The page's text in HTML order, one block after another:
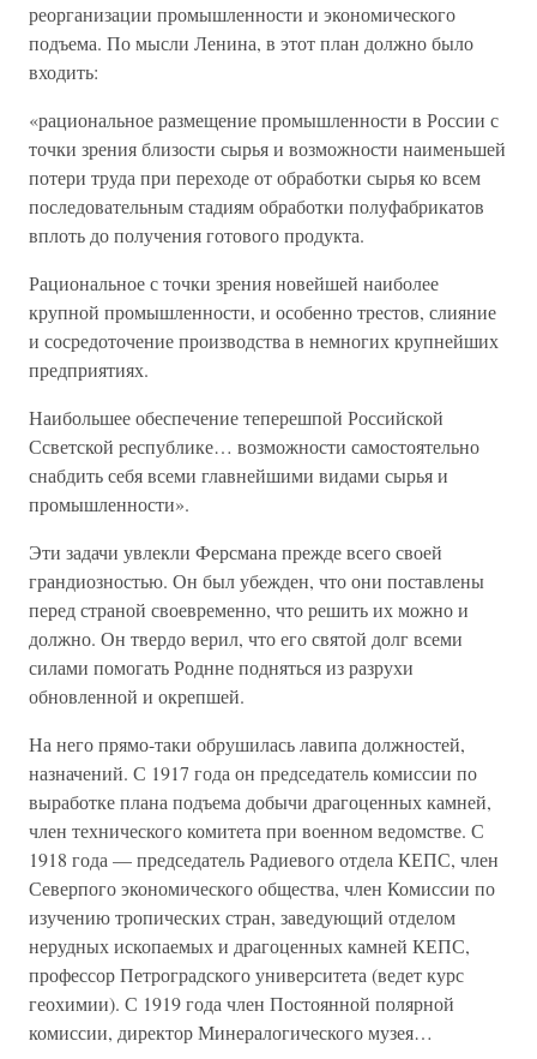
реорганизации промышленности и экономического
подъема. По мысли Ленина, в этот план должно было
входить:
«рациональное размещение промышленности в России с
точки зрения близости сырья и возможности наименьшей
потери труда при переходе от обработки сырья ко всем
последовательным стадиям обработки полуфабрикатов
вплоть до получения готового продукта.
Рациональное с точки зрения новейшей наиболее
крупной промышленности, и особенно трестов, слияние
и сосредоточение производства в немногих крупнейших
предприятиях.
Наибольшее обеспечение теперешпой Российской
Ссветской республике… возможности самостоятельно
снабдить себя всеми главнейшими видами сырья и
промышленности».
Эти задачи увлекли Ферсмана прежде всего своей
грандиозностью. Он был убежден, что они поставлены
перед страной своевременно, что решить их можно и
должно. Он твердо верил, что его святой долг всеми
силами помогать Роднне подняться из разрухи
обновленной и окрепшей.
На него прямо-таки обрушилась лавипа должностей,
назначений. С 1917 года он председатель комиссии по
выработке плана подъема добычи драгоценных камней,
член технического комитета при военном ведомстве. С
1918 года — председатель Радиевого отдела КЕПС, член
Северпого экономического общества, член Комиссии по
изучению тропических стран, заведующий отделом
нерудных ископаемых и драгоценных камней КЕПС,
профессор Петроградского университета (ведет курс
геохимии). С 1919 года член Постоянной полярной
комиссии, директор Минералогического музея…